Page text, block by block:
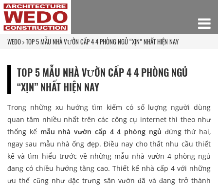
WEDO TOP 5 MẪU NHÀ VƯỜN CẤP 4 4 PHÒNG NGỦ “XỊN” NHẤT HIỆN NAY
TOP 5 MẪU NHÀ VƯỜN CẤP 4 4 PHÒNG NGỦ
“XỊN” NHẤT HIỆN NAY
Trong những xu hướng tìm kiếm có số lượng người dùng
quan tâm nhiều nhất trên các công cụ internet thì theo như
thống kế mẫu nhà vườn cấp 4 4 phòng ngủ đứng thứ hai,
ngay sau mẫu nhà ống đẹp. Điều nay cho thất nhu cầu thiết
kế và tìm hiểu trước về những mẫu nhà vườn 4 phòng ngủ
đang có chiều hướng tăng cao. Thiết kế nhà cấp 4 với những
ưu thế cũng như đặc trưng sân vườn đã và đang trở thành